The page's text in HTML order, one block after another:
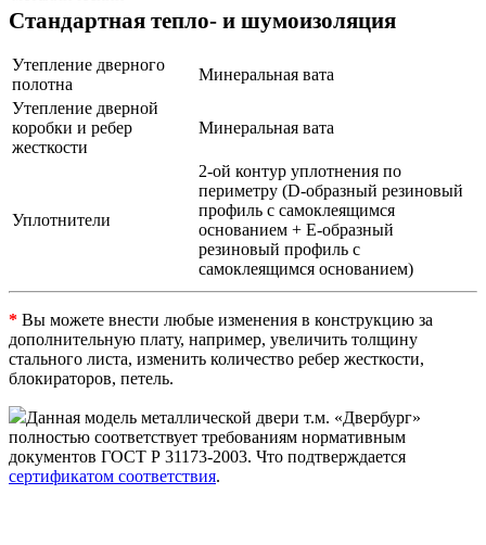
Стандартная тепло- и шумоизоляция
Утепление дверного
полотна
Минеральная вата
Утепление дверной
коробки и ребер
жесткости
Минеральная вата
Уплотнители
2-ой контур уплотнения по
периметру (D-образный резиновый
профиль с самоклеящимся
основанием + Е-образный
резиновый профиль с
самоклеящимся основанием)
* Вы можете внести любые изменения в конструкцию за
дополнительную плату, например, увеличить толщину
стального листа, изменить количество ребер жесткости,
блокираторов, петель.
Данная модель металлической двери т.м. «Двербург»
полностью соответствует требованиям нормативным
документов ГОСТ Р 31173-2003. Что подтверждается
сертификатом соответствия.